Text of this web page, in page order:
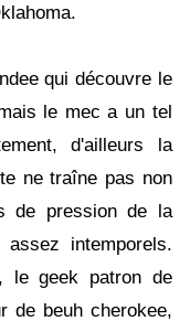
qui découvre le
le mec a un tel
d'ailleurs la
ne traîne pas non
de pression de la
intemporels.
le geek patron de
de beuh cherokee,